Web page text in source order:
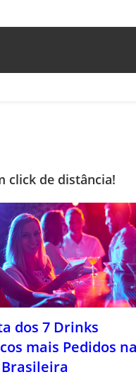
click de distância!
dos 7 Drinks
mais Pedidos